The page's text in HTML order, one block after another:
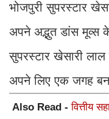
भोजपुरी सुपरस्टार
अपने अद्भुत डांस मूव्स
सुपरस्टार खेसारी लाल
अपने लिए एक जगह
Also Read -वित्तीय